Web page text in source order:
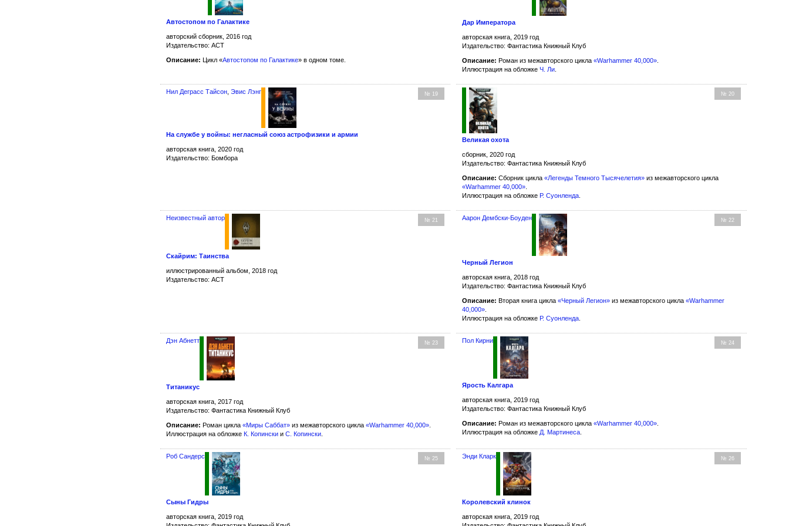
Автостопом по Галактике
авторский сборник, 2016 год
Издательство: АСТ
Описание: Цикл «Автостопом по Галактике» в одном томе.
Дар Императора
авторская книга, 2019 год
Издательство: Фантастика Книжный Клуб
Описание: Роман из межавторского цикла«Warhammer 40,000»
Иллюстрация на обложкеЧ. Ли
№ 19
Нил Деграсс Тайсон Эвис Лэнг
На службе у войны: негласный союз астрофизики и армии
авторская книга, 2020 год
Издательство: Бомбора
№ 20
Великая охота
сборник, 2020 год
Издательство: Фантастика Книжный Клуб
Описание: Сборник цикла«Легенды Темного Тысячелетия» из межавторского цикла
«Warhammer 40,000»
Иллюстрация на обложке Р. Суонленда
№ 21
Неизвестный автор
Скайрим: Таинства
иллюстрированный альбом, 2018 год
Издательство: АСТ
№ 22
Аарон Дембски-Боуден
Черный Легион
авторская книга, 2018 год
Издательство: Фантастика Книжный Клуб
Описание: Вторая книга цикла«Черный Легион» из межавторского цикла«Warhammer
40,000»
Иллюстрация на обложке Р. Суонленда
№ 23
Дэн Абнетт
Титаникус
авторская книга, 2017 год
Издательство: Фантастика Книжный Клуб
Описание: Роман цикла «Миры Саббат» из межавторского цикла «Warhammer 40,000»
Иллюстрация на обложке К. Копински и С. Копински
№ 24
Пол Кирни
Ярость Калгара
авторская книга, 2019 год
Издательство: Фантастика Книжный Клуб
Описание: Роман из межавторского цикла«Warhammer 40,000».
Иллюстрация на обложкеД. Мартинеса.
№ 25
Роб Сандерс
Сыны Гидры
авторская книга, 2019 год
№ 26
Энди Кларк
Королевский клинок
авторская книга, 2019 год